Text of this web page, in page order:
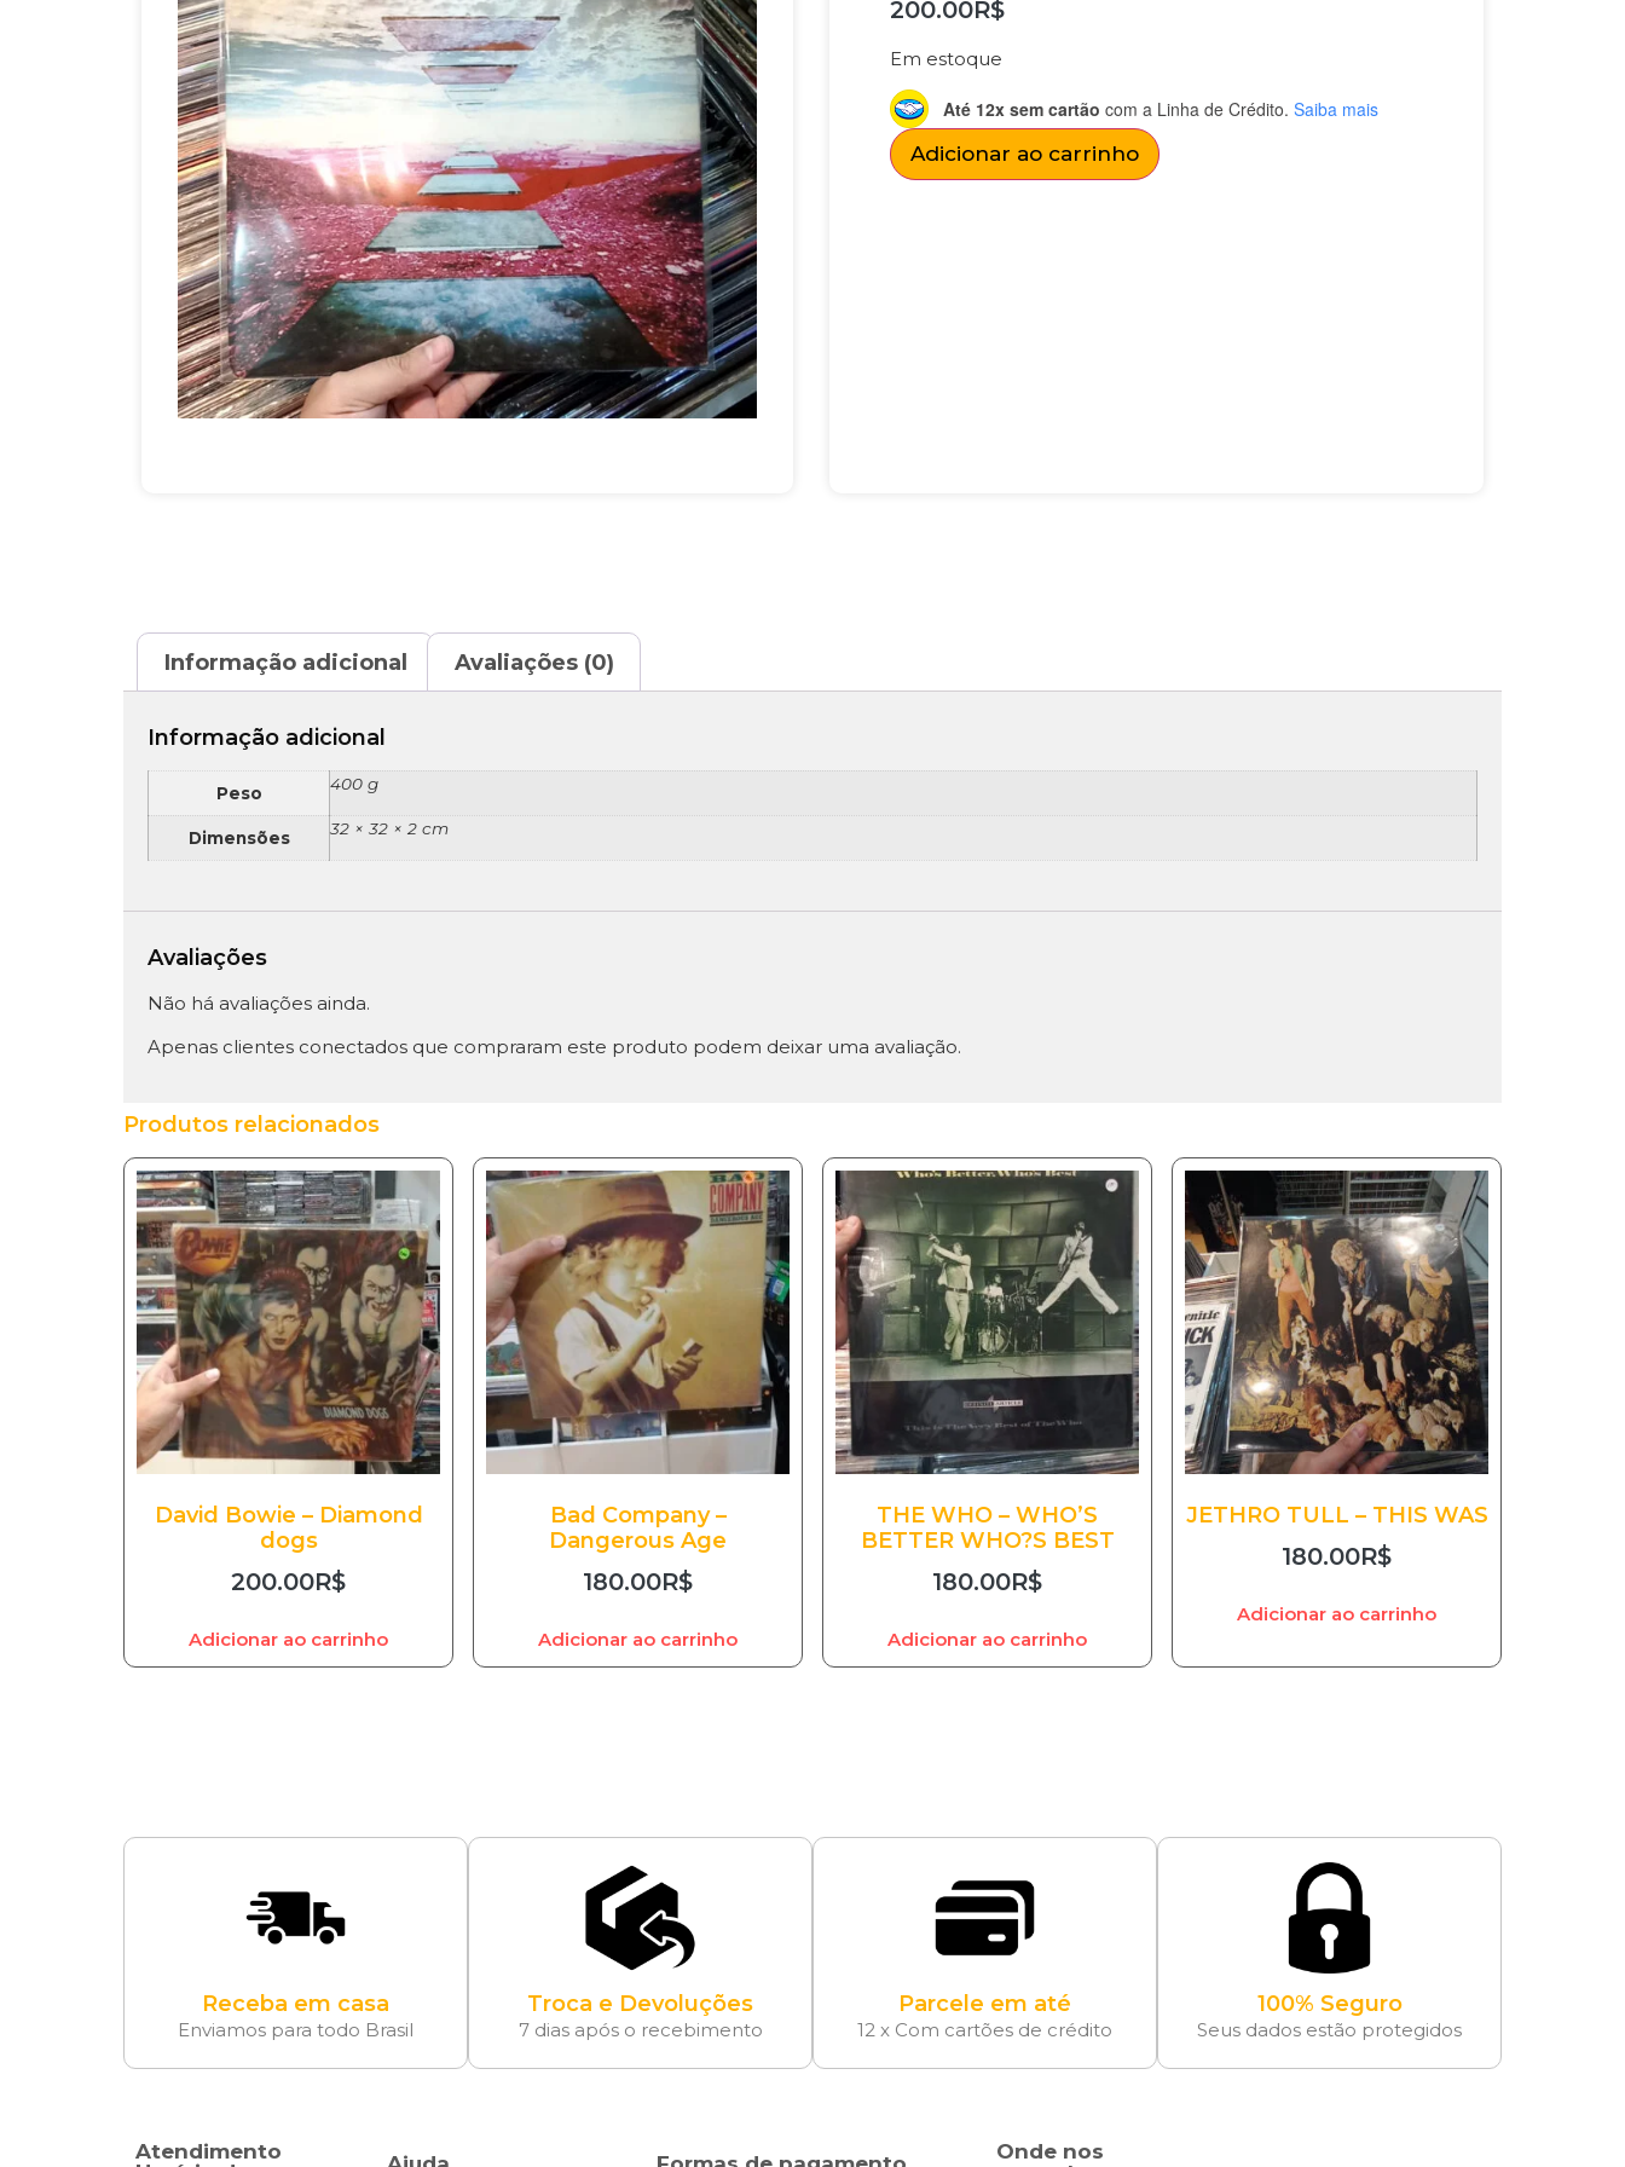
200.00R$
Em estoque
Até 12x sem cartão com a Linha de Crédito. Saiba mais
Adicionar ao carrinho
Informação adicional Avaliações (0)
Informação adicional
Peso 400 g
Dimensões 32 × 32 × 2 cm
Avaliações
Não há avaliações ainda.
Apenas clientes conectados que compraram este produto podem deixar uma avaliação.
Produtos relacionados
David Bowie – Diamond
dogs
200.00R$
Adicionar ao carrinho
Bad Company –
Dangerous Age
180.00R$
Adicionar ao carrinho
THE WHO – WHO’S
BETTER WHO?S BEST
180.00R$
Adicionar ao carrinho
JETHRO TULL – THIS WAS
180.00R$
Adicionar ao carrinho
Receba em casa
Enviamos para todo Brasil
Troca e Devoluções
7 dias após o recebimento
Parcele em até
12 x Com cartões de crédito
100% Seguro
Seus dados estão protegidos
Atendimento
Onde nos